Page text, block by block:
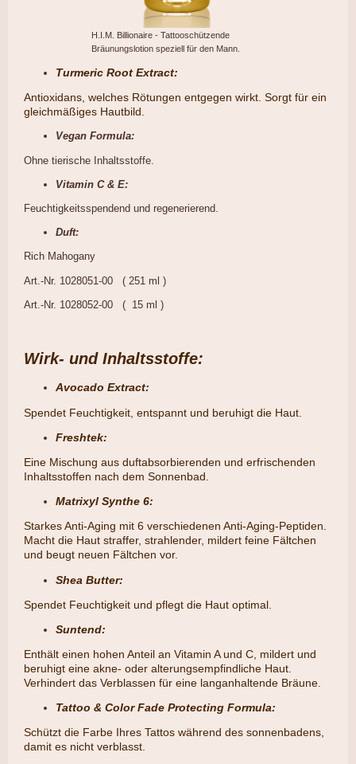
H.I.M. Billionaire - Tattooschützende
Bräunungslotion speziell für den Mann.
Turmeric Root Extract:
​Antioxidans, welches Rötungen entgegen wirkt. Sorgt für ein
gleichmäßiges Hautbild.
Vegan Formula:
Ohne tierische Inhaltsstoffe.
Vitamin C & E:
Feuchtigkeitsspendend und regenerierend.
Duft:
Rich Mahogany
Art.-Nr. 1028051-00 ( 251 ml )
Art.-Nr. 1028052-00 ( 15 ml )
Wirk- und Inhaltsstoffe:
Avocado Extract:
​Spendet Feuchtigkeit, entspannt und beruhigt die Haut.
Freshtek:
Eine Mischung aus duftabsorbierenden und erfrischenden
Inhaltsstoffen nach dem Sonnenbad.
Matrixyl Synthe 6:
Starkes Anti-Aging mit 6 verschiedenen Anti-Aging-Peptiden.
Macht die Haut straffer, strahlender, mildert feine Fältchen
und beugt neuen Fältchen vor.
Shea Butter:
​Spendet Feuchtigkeit und pflegt die Haut optimal.
Suntend:
​Enthält einen hohen Anteil an Vitamin A und C, mildert und
beruhigt eine akne- oder alterungsempfindliche Haut.
Verhindert das Verblassen für eine langanhaltende Bräune.
Tattoo & Color Fade Protecting Formula:
​Schützt die Farbe Ihres Tattos während des sonnenbadens,
damit es nicht verblasst.